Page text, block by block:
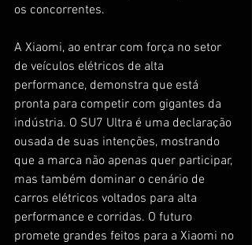
os concorrentes.
A Xiaomi, ao entrar com força no setor
de veículos elétricos de alta
performance, demonstra que está
pronta para competir com gigantes da
indústria. O SU7 Ultra é uma declaração
ousada de suas intenções, mostrando
que a marca não apenas quer participar,
mas também dominar o cenário de
carros elétricos voltados para alta
performance e corridas. O futuro
promete grandes feitos para a Xiaomi no